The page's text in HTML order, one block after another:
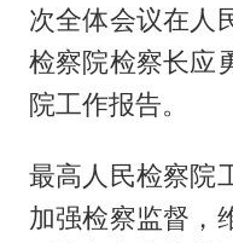
次全体会议在人
检察院检察长应
院工作报告。
最高人民检察院
加强检察监督，